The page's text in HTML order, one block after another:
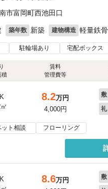
市富岡町西池田口
築年数 新築 建物構造 軽量鉄骨
駐輪場あり 宅配ボックス
積
賃料
管理費等
8.2万円
4,000円
敷
礼
ット相談 フローリング
8.6万円
敷